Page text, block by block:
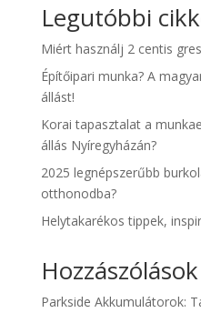
Legutóbbi
Miért használj 2 centis
Építőipari munka? A
állást!
Korai tapasztalat a
állás Nyíregyházán?
2025 legnépszerűbb
otthonodba?
Helytakarékos tippek,
Hozzászólások
Parkside Akkumulátorok: